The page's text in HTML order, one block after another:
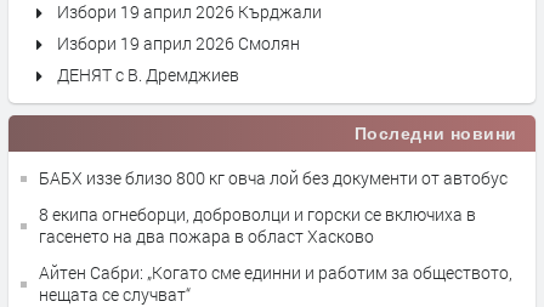
Избори 19 април 2026 Кърджали
Избори 19 април 2026 Смолян
ДЕНЯТ с В. Дремджиев
Последни новини
БАБХ иззе близо 800 кг овча лой без документи от автобус
8 екипа огнеборци, доброволци и горски се включиха в
гасенето на два пожара в област Хасково
Айтен Сабри: „Когато сме единни и работим за обществото,
нещата се случват“